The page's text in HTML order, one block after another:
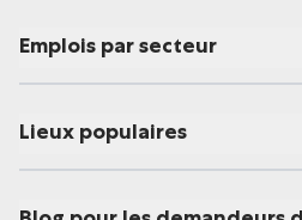
Emplois par secteur
Lieux populaires